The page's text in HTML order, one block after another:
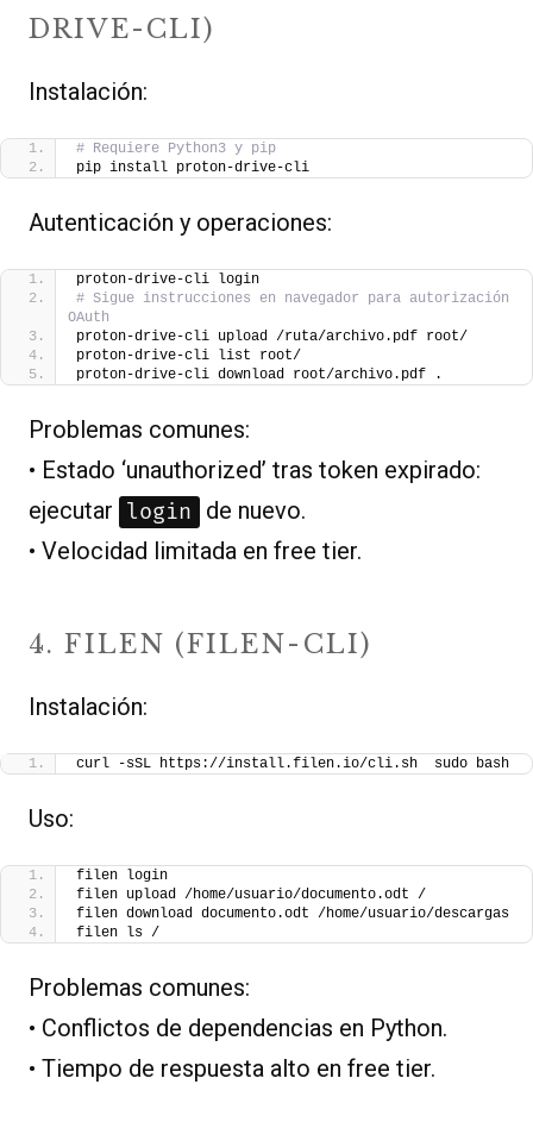
DRIVE-CLI)
Instalación:
# Requiere Python3 y pip
pip install proton-drive-cli
Autenticación y operaciones:
proton-drive-cli login
# Sigue instrucciones en navegador para autorización
OAuth
proton-drive-cli upload /ruta/archivo.pdf root/
proton-drive-cli list root/
proton-drive-cli download root/archivo.pdf .
Problemas comunes:
• Estado ‘unauthorized’ tras token expirado:
ejecutar login
de nuevo.
• Velocidad limitada en free tier.
4. FILEN (FILEN-CLI)
Instalación:
curl -sSL https://install.filen.io/cli.sh  sudo bash
Uso:
filen login
filen upload /home/usuario/documento.odt /
filen download documento.odt /home/usuario/descargas
filen ls /
Problemas comunes:
• Conflictos de dependencias en Python.
• Tiempo de respuesta alto en free tier.